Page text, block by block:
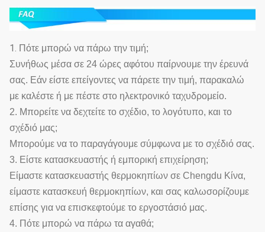
1. Πότε μπορώ να πάρω την τιμή;
Συνήθως μέσα σε 24 ώρες αφότου παίρνουμε την έρευνά
σας. Εάν είστε επείγοντες να πάρετε την τιμή, παρακαλώ
με καλέστε ή με πέστε στο ηλεκτρονικό ταχυδρομείο.
2. Μπορείτε να δεχτείτε το σχέδιο, το λογότυπο, και το
σχέδιό μας;
Μπορούμε να το παραγάγουμε σύμφωνα με το σχέδιό σας.
3. Είστε κατασκευαστής ή εμπορική επιχείρηση;
Είμαστε κατασκευαστής θερμοκηπίων σε Chengdu Κίνα,
είμαστε κατασκευή θερμοκηπίων, και σας καλωσορίζουμε
επίσης για να επισκεφτούμε το εργοστάσιό μας.
4. Πότε μπορώ να πάρω τα αγαθά;